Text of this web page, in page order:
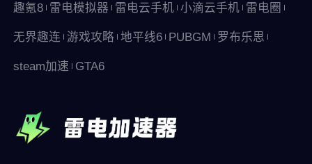
趣氪8 雷电模拟器 雷电云手机 小滴云手机 雷电圈
无界趣连 游戏攻略 地平线6 PUBGM 罗布乐思
steam加速 GTA6